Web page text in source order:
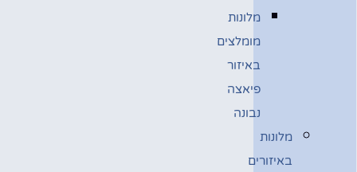
מלונות
מומלצים
באיזור
פיאצה
נבונה
מלונות
באיזורים